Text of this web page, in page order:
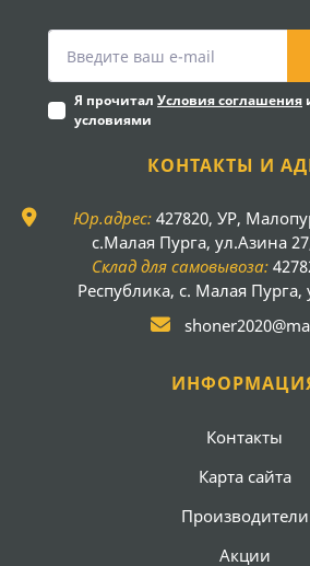
Я прочитал Условия соглашения
условиями
КОНТАКТЫ И
Юр.адрес: 427820, УР,
с.Малая Пурга, ул.Азина
Склад для самовывоза:
Республика, с. Малая
Контакты
Карта сайта
Производители
Акции